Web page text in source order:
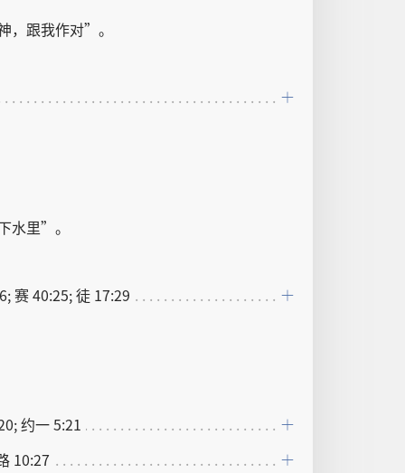
， 跟我作对”。
水里”。
赛 40:25; 徒 17:29
约一 5:21
10:27